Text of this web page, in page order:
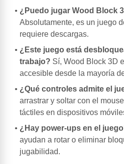
¿Puedo jugar Wood Block
Absolutamente, es un juego
requiere descargas.
¿Este juego está
trabajo? Sí, Wood Block 3D
accesible desde la mayoría
¿Qué controles admite el
arrastrar y soltar con el
táctiles en dispositivos
¿Hay power-ups en el
ayudan a rotar o eliminar
jugabilidad.